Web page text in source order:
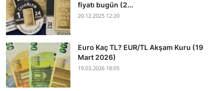
fiyatı bugün (2...
20.12.2025 12:20
Euro Kaç TL? EUR/TL Akşam Kuru (19
Mart 2026)
19.03.2026 18:05